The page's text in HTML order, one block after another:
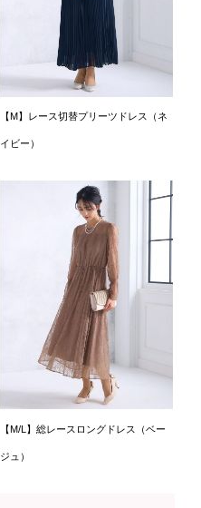
【M】レース切替プリーツドレス（ネ
イビー）
【M/L】総レースロングドレス（ベー
ジュ）